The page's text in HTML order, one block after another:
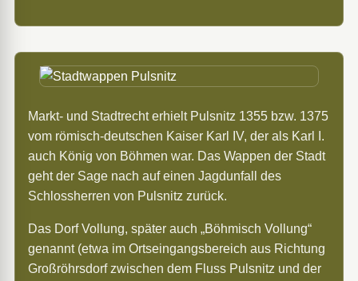
Markt- und Stadtrecht erhielt Pulsnitz 1355 bzw. 1375
vom römisch-deutschen Kaiser Karl IV, der als Karl I.
auch König von Böhmen war. Das Wappen der Stadt
geht der Sage nach auf einen Jagdunfall des
Schlossherren von Pulsnitz zurück.
Das Dorf Vollung, später auch „Böhmisch Vollung“
genannt (etwa im Ortseingangsbereich aus Richtung
Großröhrsdorf zwischen dem Fluss Pulsnitz und der